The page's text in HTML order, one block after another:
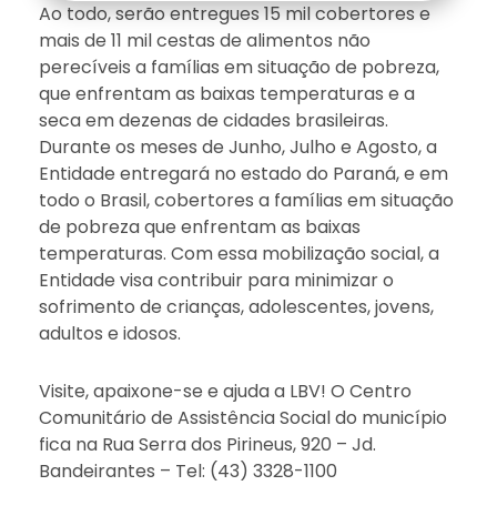
Ao todo, serão entregues 15 mil cobertores e
mais de 11 mil cestas de alimentos não
perecíveis a famílias em situação de pobreza,
que enfrentam as baixas temperaturas e a
seca em dezenas de cidades brasileiras.
Durante os meses de Junho, Julho e Agosto, a
Entidade entregará no estado do Paraná, e em
todo o Brasil, cobertores a famílias em situação
de pobreza que enfrentam as baixas
temperaturas. Com essa mobilização social, a
Entidade visa contribuir para minimizar o
sofrimento de crianças, adolescentes, jovens,
adultos e idosos.
Visite, apaixone-se e ajuda a LBV! O Centro
Comunitário de Assistência Social do município
fica na Rua Serra dos Pirineus, 920 – Jd.
Bandeirantes – Tel: (43) 3328-1100